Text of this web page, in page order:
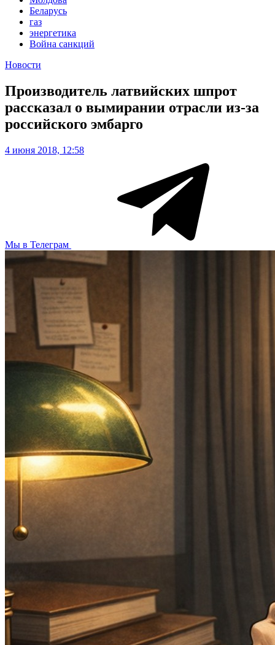
Беларусь
газ
энергетика
Война санкций
Новости
Производитель латвийских шпрот
рассказал о вымирании отрасли из-за
российского эмбарго
4 июня 2018, 12:58
Мы в Телеграм